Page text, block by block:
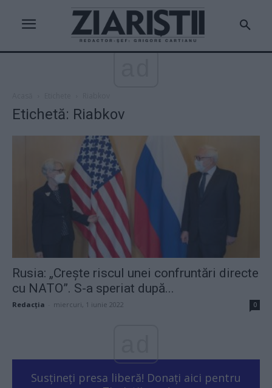
Etichetă: Riabkov
Rusia: „Crește riscul unei confruntări directe
cu NATO”. S-a speriat după...
Redacţia miercuri, 1 iunie 2022 0
Susțineți presa liberă! Donați aici pentru